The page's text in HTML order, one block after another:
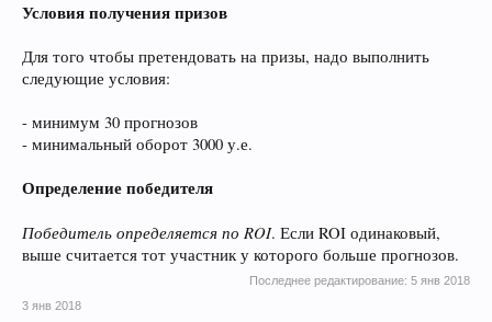
Условия получения призов
Для того чтобы претендовать на призы, надо выполнить
следующие условия:
- минимум 30 прогнозов
- минимальный оборот 3000 у.е.
Определение победителя
Победитель определяется по ROI. Если ROI одинаковый,
выше считается тот участник у которого больше прогнозов.
Последнее редактирование: 5 янв 2018
3 янв 2018